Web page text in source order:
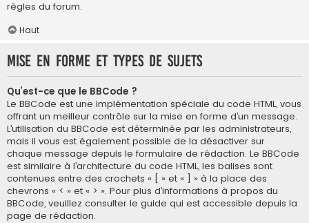
règles du forum.
Haut
Mise en forme et types de sujets
Qu’est-ce que le BBCode ?
Le BBCode est une implémentation spéciale du code HTML, vous
offrant un meilleur contrôle sur la mise en forme d’un message.
L’utilisation du BBCode est déterminée par les administrateurs,
mais il vous est également possible de la désactiver sur
chaque message depuis le formulaire de rédaction. Le BBCode
est similaire à l’architecture du code HTML, les balises sont
contenues entre des crochets « [ » et « ] » à la place des
chevrons « < » et « > ». Pour plus d’informations à propos du
BBCode, veuillez consulter le guide qui est accessible depuis la
page de rédaction.